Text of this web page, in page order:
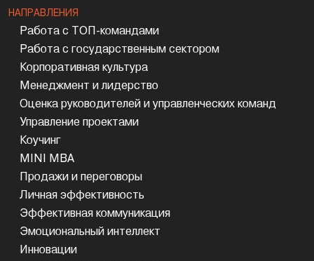
НАПРАВЛЕНИЯ
Работа с ТОП-командами
Работа с государственным сектором
Корпоративная культура
Менеджмент и лидерство
Оценка руководителей и управленческих команд
Управление проектами
Коучинг
MINI MBA
Продажи и переговоры
Личная эффективность
Эффективная коммуникация
Эмоциональный интеллект
Инновации